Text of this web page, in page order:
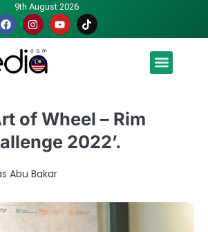
9th August 2026
of Wheel – Rim
2022’.
Abu Bakar